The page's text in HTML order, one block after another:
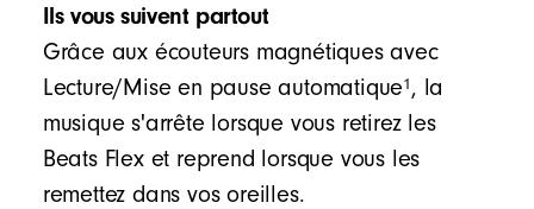
Ils vous suivent partout
Grâce aux écouteurs magnétiques avec
Lecture/Mise en pause automatique1 , la
musique s'arrête lorsque vous retirez les
Beats Flex et reprend lorsque vous les
remettez dans vos oreilles.